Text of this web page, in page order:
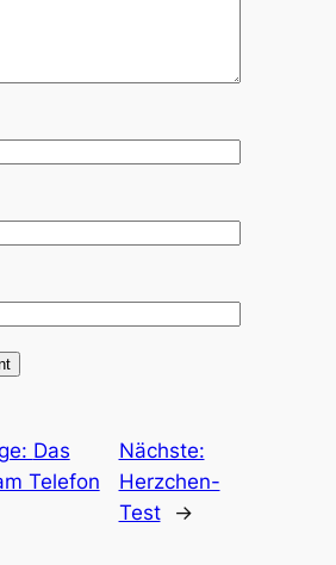
Das
Telefon
Nächste:
Herzchen-
Test
→